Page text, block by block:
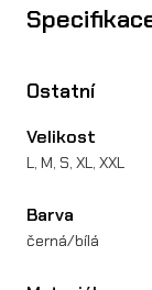
L
T
m
n
ž
Ostatní
Velikost
L, M, S, XL, XXL
Barva
černá/bílá